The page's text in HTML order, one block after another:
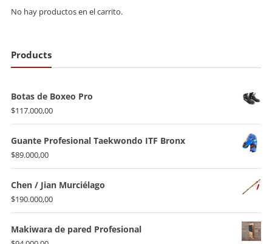
No hay productos en el carrito.
Products
Botas de Boxeo Pro
$117.000,00
Guante Profesional Taekwondo ITF Bronx
$89.000,00
Chen / Jian Murciélago
$190.000,00
Makiwara de pared Profesional